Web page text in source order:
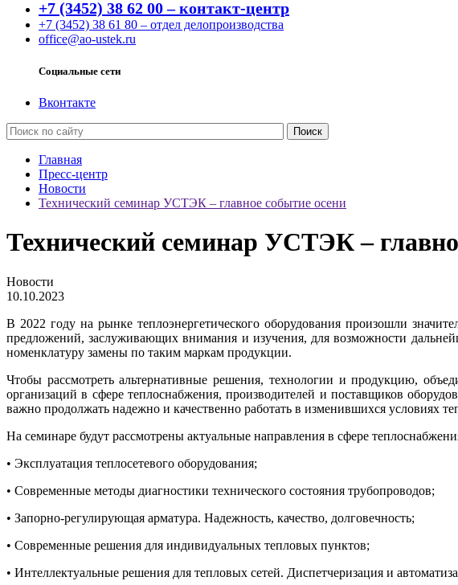
+7 (3452) 38 62 00 – контакт-центр
+7 (3452) 38 61 80 – отдел делопроизводства
office@ao-ustek.ru
Социальные сети
Вконтакте
Главная
Пресс-центр
Новости
Технический семинар УСТЭК – главное событие осени
Технический семинар УСТЭК –
Новости
10.10.2023
В 2022 году на рынке теплоэнергетического оборудования произошли
предложений, заслуживающих внимания и изучения, для возможности
номенклатуру замены по таким маркам продукции.
Чтобы рассмотреть альтернативные решения, технологии и продукцию,
организаций в сфере теплоснабжения, производителей и поставщиков
важно продолжать надежно и качественно работать в изменившихся условиях
На семинаре будут рассмотрены актуальные направления в сфере
• Эксплуатация теплосетевого оборудования;
• Современные методы диагностики технического состояния трубопроводов;
• Запорно-регулирующая арматура. Надежность, качество, долговечность;
• Современные решения для индивидуальных тепловых пунктов;
• Интеллектуальные решения для тепловых сетей. Диспетчеризация и